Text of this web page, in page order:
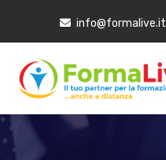
info@formalive.it
Apicoltore
del
Fuoco
-